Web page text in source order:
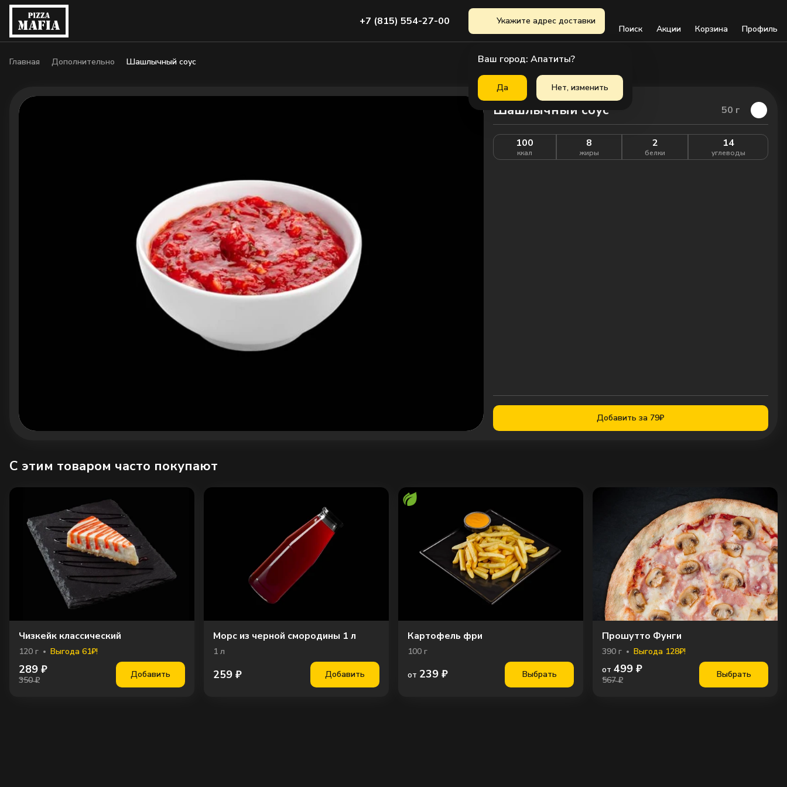
+7 (815) 554-27-00 Укажите адрес доставки
Ваш город: Апатиты?
Да Нет, изменить
Поиск Акции Корзина Профиль
Главная Дополнительно Шашлычный соус
Шашлычный соус 50 г
100
ккал
8
жиры
2
белки
14
углеводы
Добавить за 79₽
C этим товаром часто покупают
Чизкейк классический
120 г Выгода 61₽!
289 ₽
350 ₽
Добавить
Морс из черной смородины 1 л
1 л
259 ₽ Добавить
Картофель фри
100 г
от 239 ₽ Выбрать
Прошутто Фунги
390 г
Выгода 128₽!
от 499 ₽
567 ₽
Выбрать